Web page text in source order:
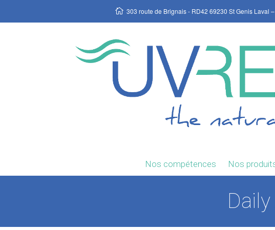
303 route de Brignais - RD42 69230 St Genis Laval
Nos compétences Nos